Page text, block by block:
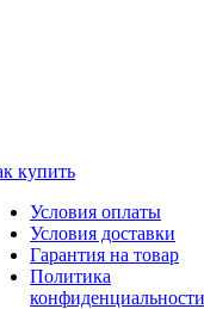
купить
Условия оплаты
Условия доставки
Гарантия на товар
Политика
конфиденциальности